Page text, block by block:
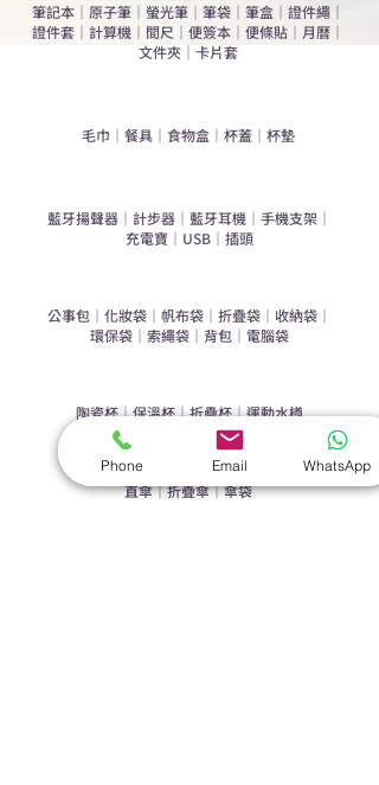
筆記本 ｜ 原子筆 ｜ 螢光筆 ｜ 筆袋 ｜ 筆盒 ｜ 證件繩 ｜
證件套 ｜ 計算機 ｜ 間尺 ｜ 便簽本 ｜ 便條貼 ｜ 月曆 ｜
文件夾 ｜ 卡片套
​毛巾 ｜ 餐具 ｜ 食物盒 ｜ 杯蓋 ｜ 杯墊
​藍牙揚聲器 ｜ 計步器 ｜ 藍牙耳機 ｜ 手機支架 ｜
充電寶 ｜ USB ｜ 插頭
公事包｜ 化妝袋｜ 帆布袋｜ 折疊袋｜ 收納袋｜
環保袋｜ 索繩袋｜ 背包｜ 電腦袋
陶瓷杯｜保溫杯｜折疊杯｜運動水樽
直傘｜折疊傘｜傘袋
Phone Email WhatsApp